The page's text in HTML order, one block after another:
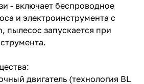
- включает беспроводное
и электроинструмента с
запускается при
двигатель (технология BL
раз в 2 недели